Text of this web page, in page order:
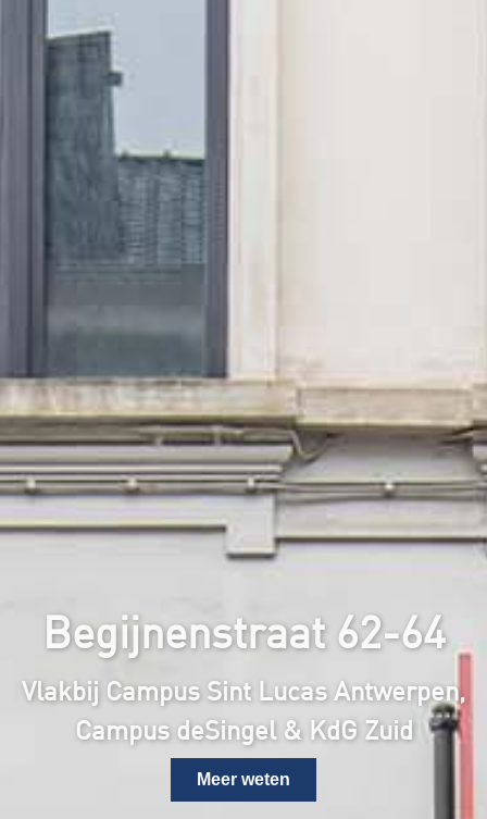
Begijnenstraat 62-64
Vlakbij Campus Sint Lucas Antwerpen,
Campus deSingel & KdG Zuid
Meer weten